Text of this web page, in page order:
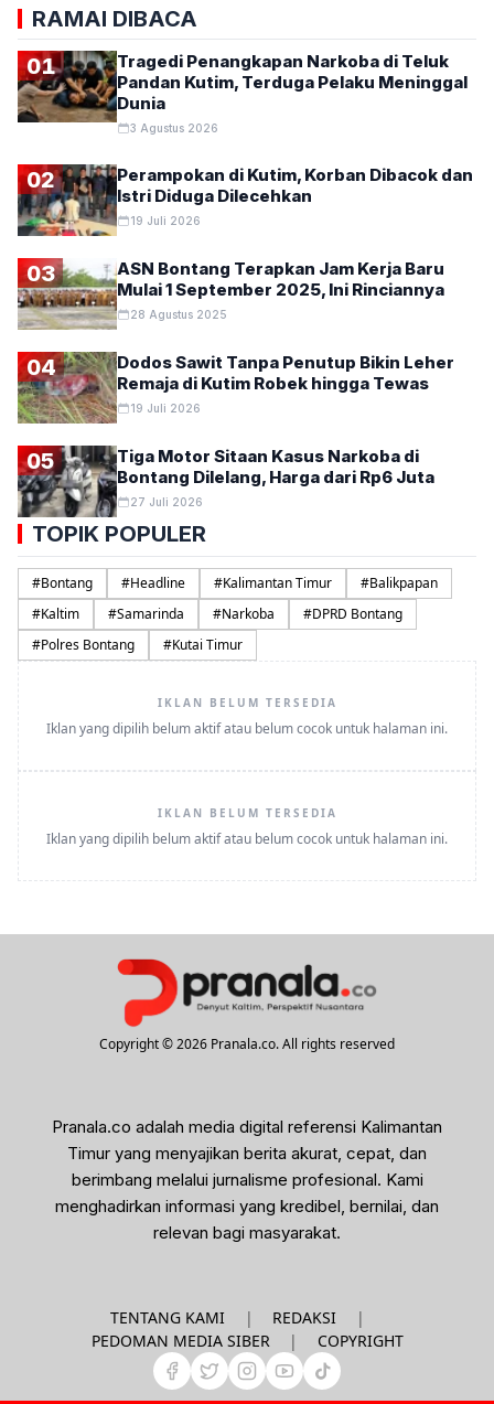
RAMAI DIBACA
01
Tragedi Penangkapan Narkoba di Teluk
Pandan Kutim, Terduga Pelaku Meninggal
Dunia
3 Agustus 2026
02
Perampokan di Kutim, Korban Dibacok dan
Istri Diduga Dilecehkan
19 Juli 2026
03
ASN Bontang Terapkan Jam Kerja Baru
Mulai 1 September 2025, Ini Rinciannya
28 Agustus 2025
04
Dodos Sawit Tanpa Penutup Bikin Leher
Remaja di Kutim Robek hingga Tewas
19 Juli 2026
05
Tiga Motor Sitaan Kasus Narkoba di
Bontang Dilelang, Harga dari Rp6 Juta
27 Juli 2026
TOPIK POPULER
#Bontang #Headline #Kalimantan Timur #Balikpapan
#Kaltim #Samarinda #Narkoba #DPRD Bontang
#Polres Bontang #Kutai Timur
IKLAN BELUM TERSEDIA
Iklan yang dipilih belum aktif atau belum cocok untuk halaman ini.
IKLAN BELUM TERSEDIA
Iklan yang dipilih belum aktif atau belum cocok untuk halaman ini.
Copyright © 2026 Pranala.co. All rights reserved
Pranala.co adalah media digital referensi Kalimantan
Timur yang menyajikan berita akurat, cepat, dan
berimbang melalui jurnalisme profesional. Kami
menghadirkan informasi yang kredibel, bernilai, dan
relevan bagi masyarakat.
TENTANG KAMI | REDAKSI
|
PEDOMAN MEDIA SIBER
| COPYRIGHT